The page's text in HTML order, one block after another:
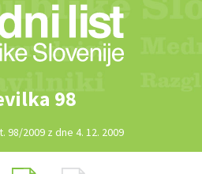
98
98/2009 z dne 4. 12. 2009